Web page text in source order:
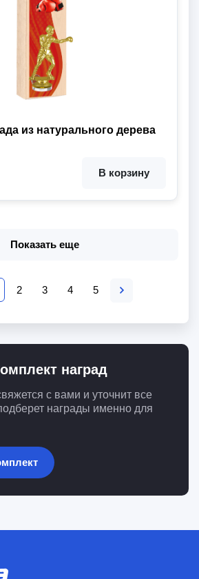
из натурального дерева
В корзину
Показать еще
2 3 4 5
наград
с вами и уточнит все
награды именно для